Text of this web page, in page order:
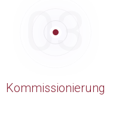
03
Kommissionierung